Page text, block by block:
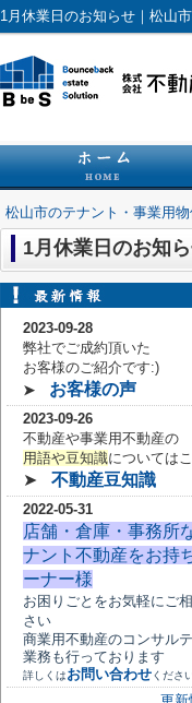
1月休業日のお知らせ｜松山
松山市のテナント・事業用
1月休業日のお知
2023-09-28
弊社でご成約頂いた
お客様のご紹介です:)
➤
お客様の声
2023-09-26
不動産や事業用不動産の
用語や豆知識については
➤ 不動産豆知識
2022-05-31
店舗・倉庫・事務所
ナント不動産をお持
ーナー様
お困りごとをお気軽にご
さい
商業用不動産のコンサル
業務も行っております
詳しくはお問い合わせくださ